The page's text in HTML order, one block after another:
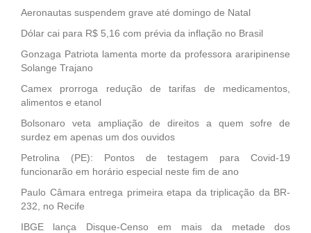
Aeronautas suspendem grave até domingo de Natal
Dólar cai para R$ 5,16 com prévia da inflação no Brasil
Gonzaga Patriota lamenta morte da professora araripinense
Solange Trajano
Camex prorroga redução de tarifas de medicamentos,
alimentos e etanol
Bolsonaro veta ampliação de direitos a quem sofre de
surdez em apenas um dos ouvidos
Petrolina (PE): Pontos de testagem para Covid-19
funcionarão em horário especial neste fim de ano
Paulo Câmara entrega primeira etapa da triplicação da BR-
232, no Recife
IBGE lança Disque-Censo em mais da metade dos